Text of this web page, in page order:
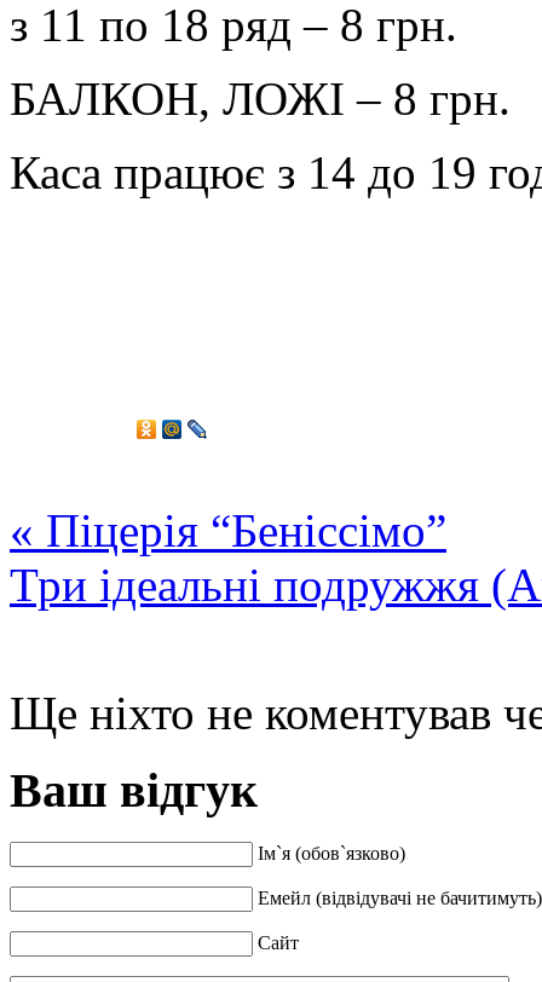
з 11 по 18 ряд – 8 грн.
БАЛКОН, ЛОЖІ – 8 грн.
Каса працює з 14 до 19
« Піцерія “Беніссімо”
Три ідеальні подружжя
Ще ніхто не коментував
Ваш відгук
Ім`я (обов`язково)
Емейл (відвідувачі не
Сайт